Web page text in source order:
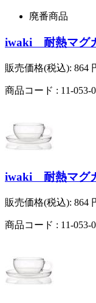
廃番商品
iwaki 耐熱マグ
販売価格(税込): 864
商品コード : 11-053-
iwaki 耐熱マグ
販売価格(税込): 864
商品コード : 11-053-